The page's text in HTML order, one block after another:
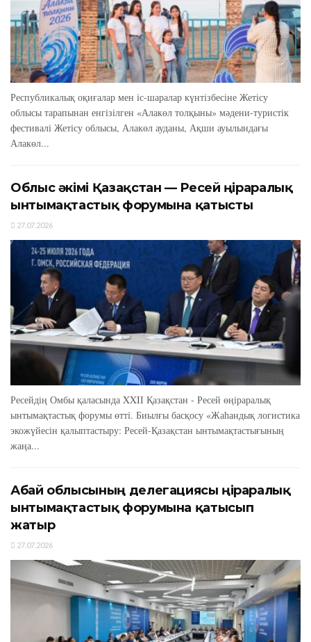
Республикалық оқиғалар мен іс-шаралар күнтізбесіне Жетісу
облысы тарапынан енгізілген «Алакөл толқыны» мәдени-туристік
фестивалі Жетісу облысы, Алакөл ауданы, Ақши ауылындағы
Алакөл...
Облыс әкімі Қазақстан — Ресей өңіраралық
ынтымақтастық форумына қатысты
27.07.2026
Ресейдің Омбы қаласында XXIІ Қазақстан - Ресей өңіраралық
ынтымақтастық форумы өтті. Биылғы басқосу «Жаһандық логистика
экожүйесін қалыптастыру: Ресей-Қазақстан ынтымақтастығының
жаңа...
Абай облысының делегациясы өңіраралық
ынтымақтастық форумына қатысып
жатыр
27.07.2026